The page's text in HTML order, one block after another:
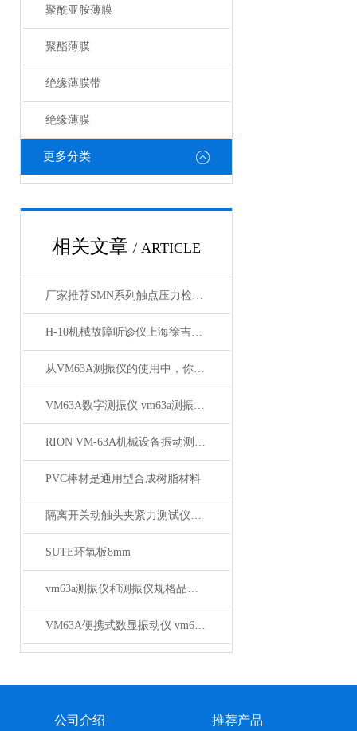
聚酰亚胺薄膜
聚酯薄膜
绝缘薄膜带
绝缘薄膜
更多分类
相关文章 / ARTICLE
厂家推荐SMN系列触点压力检测仪
H-10机械故障听诊仪上海徐吉大量供应
从VM63A测振仪的使用中，你得出了什么结论呢？
VM63A数字测振仪 vm63a测振仪*
RION VM-63A机械设备振动测量仪 便携式振动仪*
PVC棒材是通用型合成树脂材料
隔离开关动触头夹紧力测试仪的工作原理
SUTE环氧板8mm
vm63a测振仪和测振仪规格品牌如何保养和应用
VM63A便携式数显振动仪 vm63a测振仪供应商
公司介绍 推荐产品